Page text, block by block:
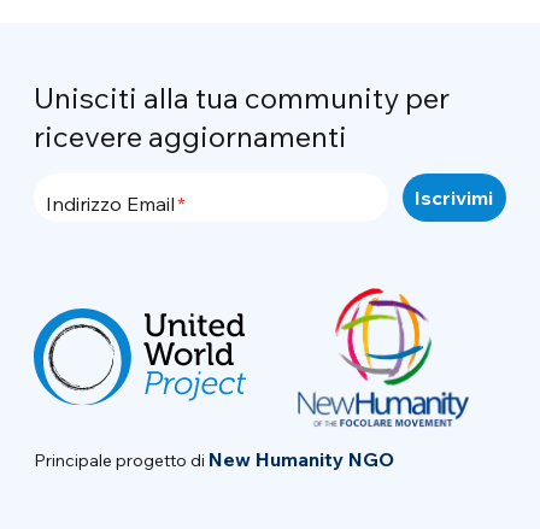
Unisciti alla tua community per
ricevere aggiornamenti
Indirizzo Email
Principale progetto di New Humanity NGO